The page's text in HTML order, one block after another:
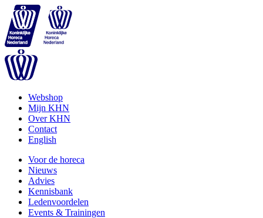
Webshop
Mijn KHN
Over KHN
Contact
English
Voor de horeca
Nieuws
Advies
Kennisbank
Ledenvoordelen
Events & Trainingen